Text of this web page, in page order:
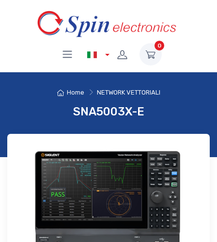
0
Home NETWORK VETTORIALI
SNA5003X-E